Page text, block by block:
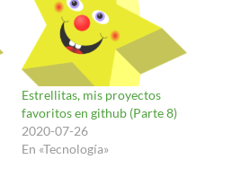
Estrellitas, mis proyectos
favoritos en github (Parte 8)
2020-07-26
En «Tecnología»